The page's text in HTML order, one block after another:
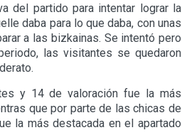
del partido para intentar lograr la
daba para lo que daba, con unas
a las bizkainas. Se intentó pero
las visitantes se quedaron
y 14 de valoración fue la más
que por parte de las chicas de
la más destacada en el apartado